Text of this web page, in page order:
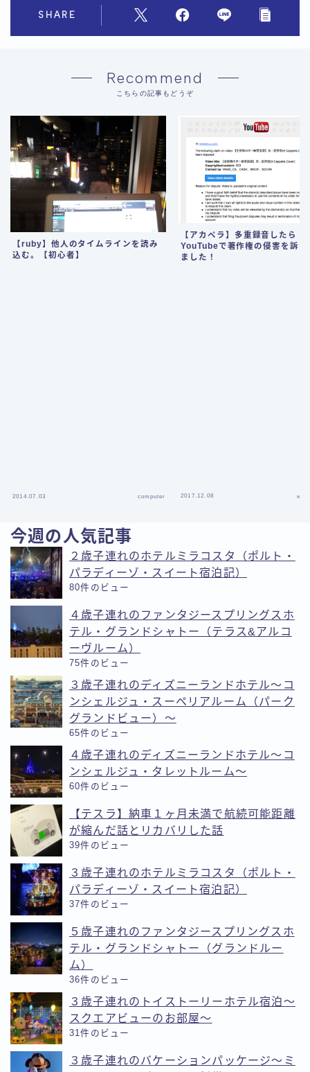
SHARE
Recommend
こちらの記事もどうぞ
【ruby】他人のタイムラインを読み
込む。【初心者】
2014.07.03 computer
【アカペラ】多重録音したら
YouTubeで著作権の侵害を訴え
ました！
2017.12.08 web
今週の人気記事
２歳子連れのホテルミラコスタ（ポルト・
パラディーゾ・スイート宿泊記）
80件のビュー
４歳子連れのファンタジースプリングスホ
テル・グランドシャトー（テラス&アルコ
ーヴルーム）
75件のビュー
３歳子連れのディズニーランドホテル〜コ
ンシェルジュ・スーペリアルーム（パーク
グランドビュー）〜
65件のビュー
４歳子連れのディズニーランドホテル〜コ
ンシェルジュ・タレットルーム〜
60件のビュー
【テスラ】納車１ヶ月未満で航続可能距離
が縮んだ話とリカバリした話
39件のビュー
３歳子連れのホテルミラコスタ（ポルト・
パラディーゾ・スイート宿泊記）
37件のビュー
５歳子連れのファンタジースプリングスホ
テル・グランドシャトー（グランドルー
ム）
36件のビュー
３歳子連れのトイストーリーホテル宿泊〜
スクエアビューのお部屋〜
31件のビュー
３歳子連れのバケーションパッケージ〜ミ